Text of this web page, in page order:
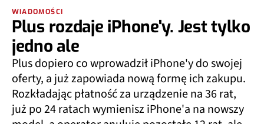
WIADOMOŚCI
Plus rozdaje iPhone'y. Jest tylko
jedno ale
Plus dopiero co wprowadził iPhone'y do swojej
oferty, a już zapowiada nową formę ich zakupu.
Rozkładając płatność za urządzenie na 36 rat,
już po 24 ratach wymienisz iPhone'a na nowszy